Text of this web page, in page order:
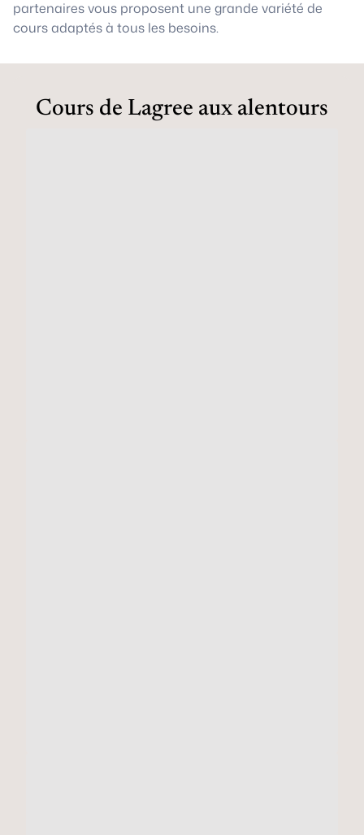
partenaires vous proposent une grande variété de
cours adaptés à tous les besoins.
Cours de Lagree aux alentours